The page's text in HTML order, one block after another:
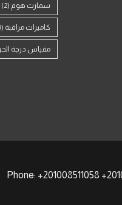
سمارت هوم (2)
كاميرات مراقبة (149)
مقياس درجة